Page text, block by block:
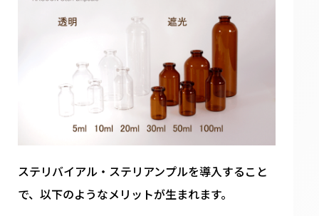
ステリバイアル・ステリアンプルを導入すること
で、以下のようなメリットが生まれます。